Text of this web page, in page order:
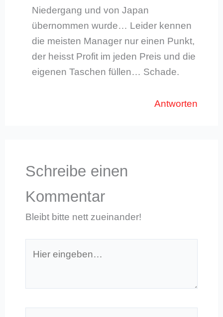
Niedergang und von Japan
übernommen wurde… Leider kennen
die meisten Manager nur einen Punkt,
der heisst Profit im jeden Preis und die
eigenen Taschen füllen… Schade.
Antworten
Schreibe einen
Kommentar
Bleibt bitte nett zueinander!
eingeben…